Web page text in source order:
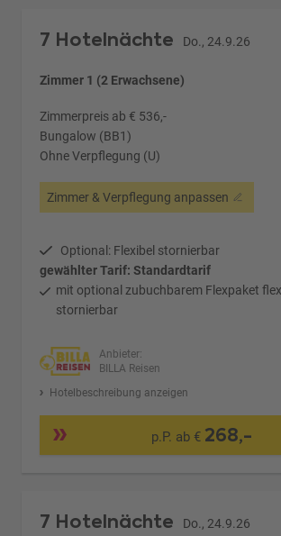
7 Hotelnächte Do., 24.9.26
Zimmer 1 (2 Erwachsene)
Zimmerpreis ab € 536,-
Bungalow (BB1)
Ohne Verpflegung (U)
Zimmer & Verpflegung anpassen
Optional: Flexibel stornierbar
gewählter Tarif: Standardtarif
mit optional zubuchbarem Flexpaket
stornierbar
Anbieter:
BILLA Reisen
Hotelbeschreibung anzeigen
p.P. ab € 268,-
7 Hotelnächte Do., 24.9.26